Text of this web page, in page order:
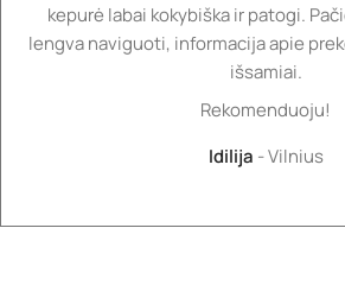
kepurė labai kokybiška ir patogi.
lengva naviguoti, informacija apie
išsamiai.
Rekomenduoju!
Idilija
Vilnius